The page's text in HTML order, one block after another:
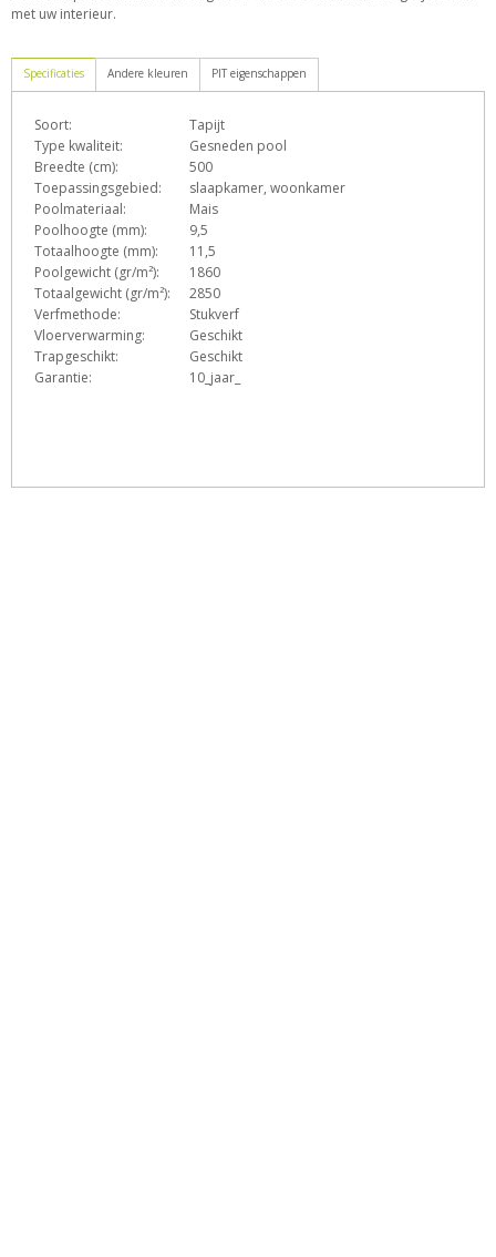
met uw interieur.
Specificaties
Soort:
Tapijt
Type kwaliteit:
Gesneden pool
Breedte (cm):
500
Toepassingsgebied:
slaapkamer, woonkamer
Poolmateriaal:
Mais
Poolhoogte (mm):
9,5
Totaalhoogte (mm):
11,5
Poolgewicht (gr/m²):
1860
Totaalgewicht (gr/m²):
2850
Verfmethode:
Stukverf
Vloerverwarming:
Geschikt
Trapgeschikt:
Geschikt
Garantie:
10_jaar_
Andere kleuren PIT eigenschappen
D eG
oXZ